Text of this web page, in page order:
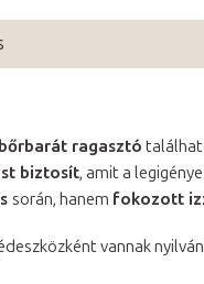
bőrbarát ragasztó
biztosít, amit a
során, hanem fokozott
vannak